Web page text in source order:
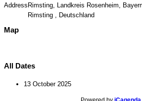
Address Rimsting, Landkreis Rosenheim,
Rimsting , Deutschland
Map
All Dates
13 October 2025